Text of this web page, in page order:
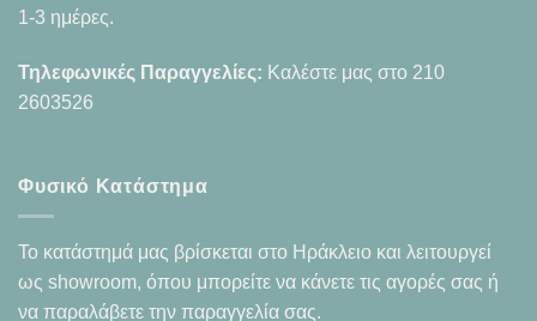
1-3 ημέρες.
Τηλεφωνικές Παραγγελίες: Καλέστε μας στο 210
2603526
Φυσικό Κατάστημα
Το κατάστημά μας βρίσκεται στο Ηράκλειο και λειτουργεί
ως showroom, όπου μπορείτε να κάνετε τις αγορές σας ή
να παραλάβετε την παραγγελία σας.